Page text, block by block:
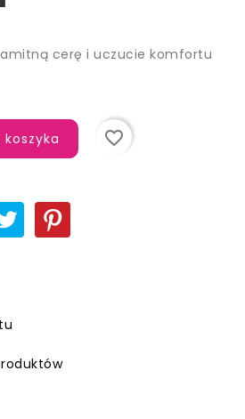
cerę i uczucie komfortu
favorite_border